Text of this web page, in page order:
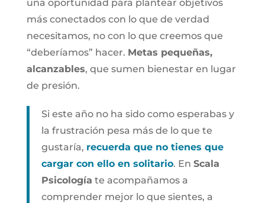
una oportunidad para plantear objetivos
más conectados con lo que de verdad
necesitamos, no con lo que creemos que
“deberíamos” hacer. Metas pequeñas,
alcanzables, que sumen bienestar en lugar
de presión.
Si este año no ha sido como esperabas y
la frustración pesa más de lo que te
gustaría, recuerda que no tienes que
cargar con ello en solitario. En Scala
Psicología te acompañamos a
comprender mejor lo que sientes, a